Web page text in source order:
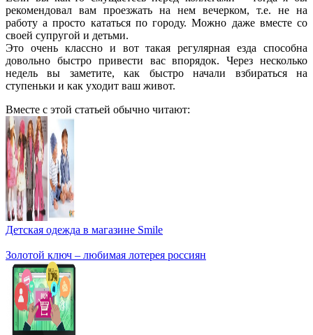
рекомендовал вам проезжать на нем вечерком, т.е. не на
работу а просто кататься по городу. Можно даже вместе со
своей супругой и детьми.
Это очень классно и вот такая регулярная езда способна
довольно быстро привести вас впорядок. Через несколько
недель вы заметите, как быстро начали взбираться на
ступеньки и как уходит ваш живот.
Вместе с этой статьей обычно читают:
Детская одежда в магазине Smile
Золотой ключ – любимая лотерея россиян